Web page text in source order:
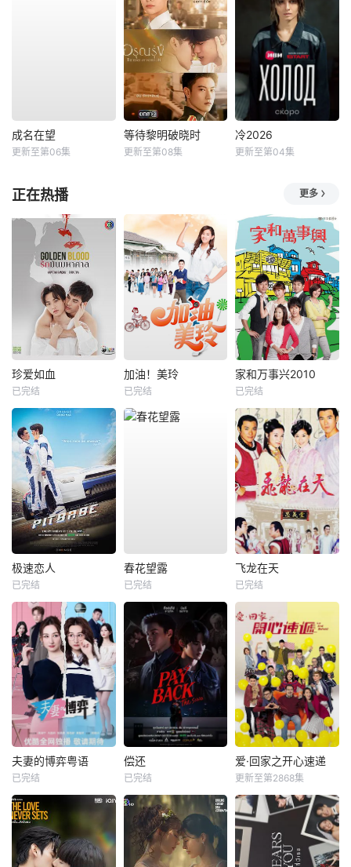
成名在望
更新至第06集
等待黎明破晓时
更新至第08集
冷2026
更新至第04集
正在热播 更多
珍爱如血
已完结
加油！美玲
已完结
家和万事兴2010
已完结
极速恋人
已完结
春花望露
已完结
飞龙在天
已完结
夫妻的博弈粤语
已完结
偿还
已完结
爱·回家之开心速递
更新至第2868集